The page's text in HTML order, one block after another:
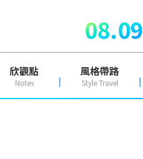
08.09
欣觀點
Notes
風格帶路
Style Travel